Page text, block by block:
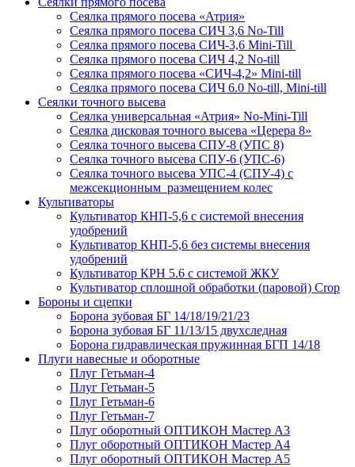
Сеялка прямого посева «Атрия»
Сеялка прямого посева СИЧ 3,6 No-Till
Сеялка прямого посева СИЧ-3,6 Mini-Till
Сеялка прямого посева СИЧ 4,2 No-till
Сеялка прямого посева «СИЧ-4,2» Mini-till
Сеялка прямого посева СИЧ 6.0 No-till, Mini-till
Сеялки точного высева
Сеялка универсальная «Атрия» No-Mini-Till
Сеялка дисковая точного высева «Церера 8»
Сеялка точного высева СПУ-8 (УПС 8)
Сеялка точного высева СПУ-6 (УПС-6)
Сеялка точного высева УПС-4 (СПУ-4) с
межсекционным размещением колес
Культиваторы
Культиватор КНП-5,6 с системой внесения
удобрений
Культиватор КНП-5,6 без системы внесения
удобрений
Культиватор КРН 5.6 с системой ЖКУ
Культиватор сплошной обработки (паровой) Crop
Бороны и сцепки
Борона зубовая БГ 14/18/19/21/23
Борона зубовая БГ 11/13/15 двухследная
Борона гидравлическая пружинная БГП 14/18
Плуги навесные и оборотные
Плуг Гетьман-4
Плуг Гетьман-5
Плуг Гетьман-6
Плуг Гетьман-7
Плуг оборотный ОПТИКОН Мастер А3
Плуг оборотный ОПТИКОН Мастер А4
Плуг оборотный ОПТИКОН Мастер А5